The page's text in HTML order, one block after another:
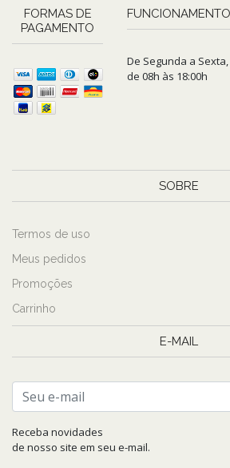
FORMAS DE
PAGAMENTO
FUNCIONAMENTO
De Segunda a Sexta,
de 08h às 18:00h
SOBRE
Termos de uso
Meus pedidos
Promoções
Carrinho
E-MAIL
Receba novidades
de nosso site em seu e-mail.